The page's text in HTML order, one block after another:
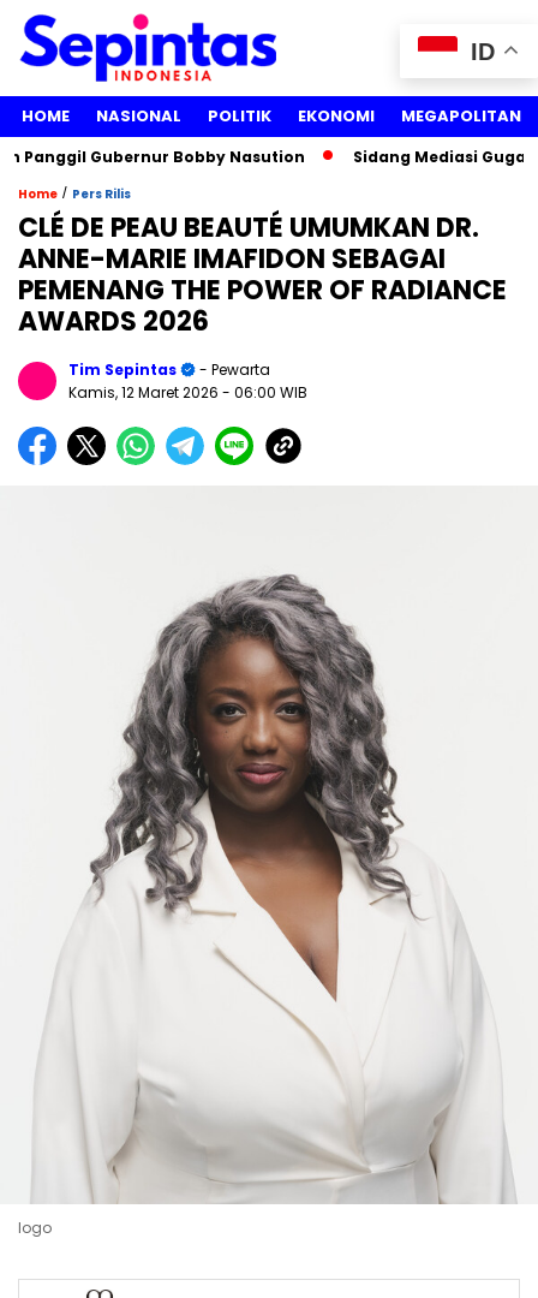
HOME NASIONAL POLITIK EKONOMI MEGAPOLITAN
Gubernur Bobby Nasution Sidang Mediasi Gugatan
Home / Pers Rilis
CLÉ DE PEAU BEAUTÉ UMUMKAN DR.
ANNE-MARIE IMAFIDON SEBAGAI
PEMENANG THE POWER OF RADIANCE
AWARDS 2026
Tim Sepintas
- Pewarta
Kamis, 12 Maret 2026 - 06:00 WIB
logo
ID